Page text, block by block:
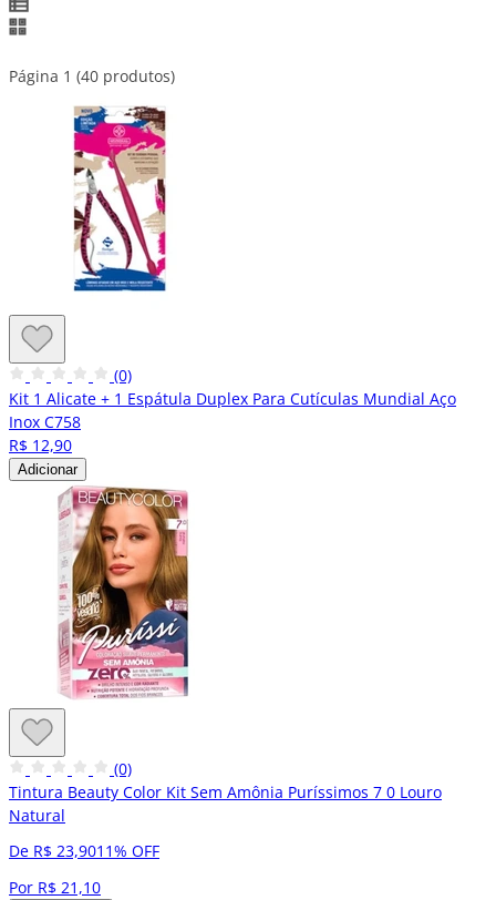
Página 1 (40 produtos)
(0)
Kit 1 Alicate + 1 Espátula Duplex Para Cutículas Mundial Aço
Inox C758
R$ 12,90
Adicionar
(0)
Tintura Beauty Color Kit Sem Amônia Puríssimos 7 0 Louro
Natural
De R$ 23,9011% OFF
Por R$ 21,10